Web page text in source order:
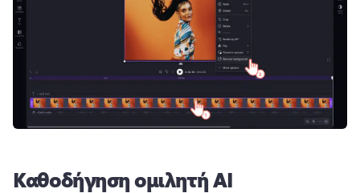
Καθοδήγηση ομιλητή AI